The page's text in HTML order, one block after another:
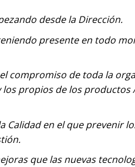
desde la Dirección.
presente en todo
compromiso de toda la
propios de los productos
Calidad en el que prevenir
que las nuevas